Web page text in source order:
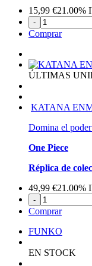
15,99 €21.00%
-
Comprar
ÚLTIMAS
KATANA
Domina el
One Piece
Réplica de
49,99 €21.00%
-
Comprar
EN STOCK